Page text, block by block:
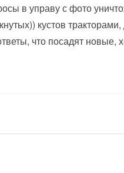
в управу с фото
кустов
что посадят новые,